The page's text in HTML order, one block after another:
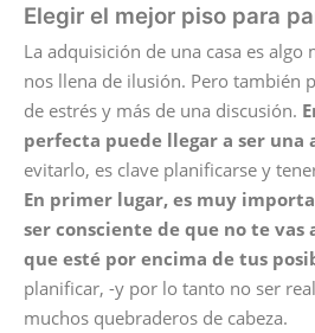
Elegir el mejor piso para
La adquisición de una casa es
nos llena de ilusión. Pero también
de estrés y más de una discusión.
perfecta puede llegar a ser una
evitarlo, es clave planificarse y
En primer lugar, es muy
ser consciente de que no te vas
que esté por encima de tus
planificar, -y por lo tanto no ser
muchos quebraderos de cabeza.